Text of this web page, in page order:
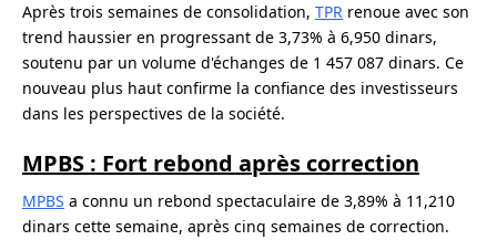
Après trois semaines de consolidation, TPR renoue avec son
trend haussier en progressant de 3,73% à 6,950 dinars,
soutenu par un volume d'échanges de 1 457 087 dinars. Ce
nouveau plus haut confirme la confiance des investisseurs
dans les perspectives de la société.
MPBS : Fort rebond après correction
MPBS a connu un rebond spectaculaire de 3,89% à 11,210
dinars cette semaine, après cinq semaines de correction.